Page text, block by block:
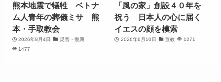
熊本地震で犠牲 ベトナ
ム人青年の葬儀ミサ 熊
本・手取教会
2026年8月4日
災害・復興
1477
「風の家」創設４０年を
祝う 日本人の心に届く
イエスの顔を模索
2026年6月10日 宣教 1271